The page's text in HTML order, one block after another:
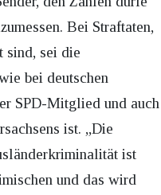
Bei Straftaten,
sind, sei die
bei deutschen
SPD-Mitglied und auch
ist. „Die
ist
und das wird